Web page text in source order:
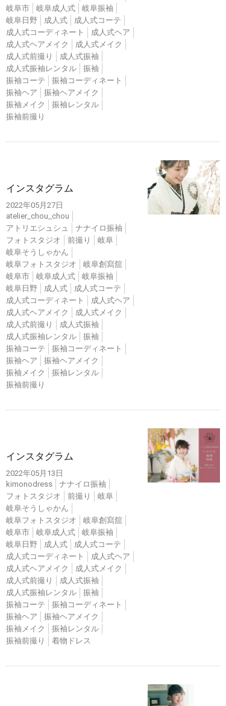
岐阜市
岐阜成人式
岐阜振袖
岐阜日野
成人式
成人式コーテ
成人式コーディネート
成人式ヘア
成人式ヘアメイク
成人式メイク
成人式前撮り
成人式振袖
成人式振袖レンタル
振袖
振袖コーテ
振袖コーディネート
振袖ヘア
振袖ヘアメイク
振袖メイク
振袖レンタル
振袖前撮り
インスタグラム
2022年05月27日
atelier_chou_chou
アトリエシュシュ
ナナイロ振袖
フォトスタジオ
前撮り
岐阜
岐阜そうしゃかん
岐阜フォトスタジオ
岐阜創寫舘
岐阜市
岐阜成人式
岐阜振袖
岐阜日野
成人式
成人式コーテ
成人式コーディネート
成人式ヘア
成人式ヘアメイク
成人式メイク
成人式前撮り
成人式振袖
成人式振袖レンタル
振袖
振袖コーテ
振袖コーディネート
振袖ヘア
振袖ヘアメイク
振袖メイク
振袖レンタル
振袖前撮り
インスタグラム
2022年05月13日
kimonodress
ナナイロ振袖
フォトスタジオ
前撮り
岐阜
岐阜そうしゃかん
岐阜フォトスタジオ
岐阜創寫舘
岐阜市
岐阜成人式
岐阜振袖
岐阜日野
成人式
成人式コーテ
成人式コーディネート
成人式ヘア
成人式ヘアメイク
成人式メイク
成人式前撮り
成人式振袖
成人式振袖レンタル
振袖
振袖コーテ
振袖コーディネート
振袖ヘア
振袖ヘアメイク
振袖メイク
振袖レンタル
振袖前撮り
着物ドレス